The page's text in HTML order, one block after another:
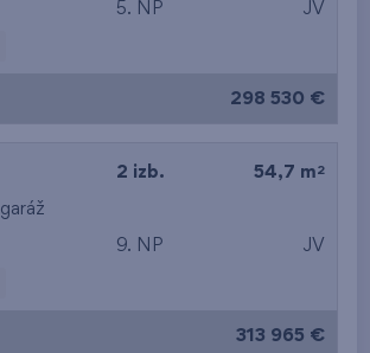
5. NP JV
298 530 €
2 izb. 54,7 m 2
garáž
9. NP JV
313 965 €